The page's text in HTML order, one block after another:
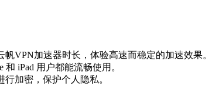
帆VPN加速器时长，体验高速而稳定的加速效果。
和 iPad 用户都能流畅使用。
加密，保护个人隐私。